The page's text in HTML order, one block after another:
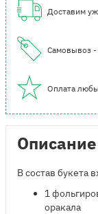
Доставим
Самовывоз -
Оплата
Описание
В состав букета
1
оракала